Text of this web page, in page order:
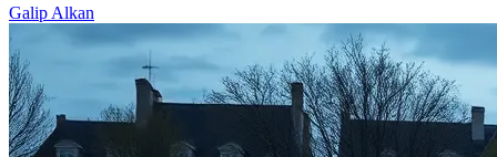
Galip Alkan